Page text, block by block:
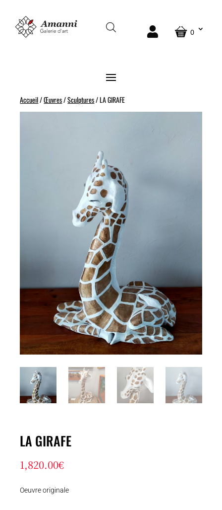
0
Accueil/Œuvres/Sculptures/ LA GIRAFE
LA GIRAFE
1,820.00€
Oeuvre originale